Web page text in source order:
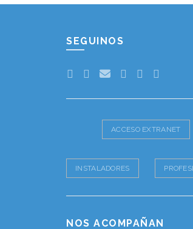
SEGUINOS
ACCESO EXTRANET
INSTALADORES
NOS ACOMPAÑAN